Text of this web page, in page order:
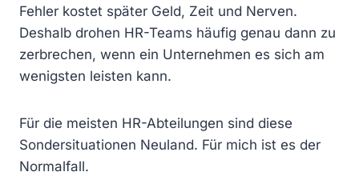
Fehler kostet später Geld, Zeit und Nerven.
Deshalb drohen HR-Teams häufig genau dann zu
zerbrechen, wenn ein Unternehmen es sich am
wenigsten leisten kann.
Für die meisten HR-Abteilungen sind diese
Sondersituationen Neuland. Für mich ist es der
Normalfall.